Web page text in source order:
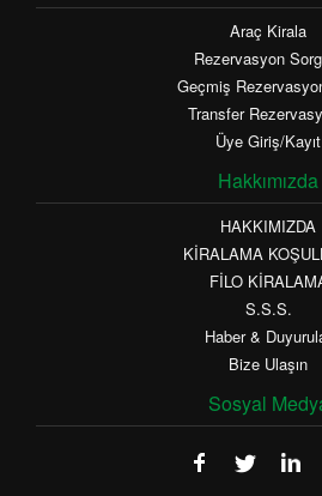
Araç Kirala
Rezervasyon
Geçmiş
Transfer
Üye Giriş/Kayıt
Hakkımızda
HAKKIMIZDA
KİRALAMA
FİLO
S.S.S.
Haber &
Bize Ulaşın
Sosyal